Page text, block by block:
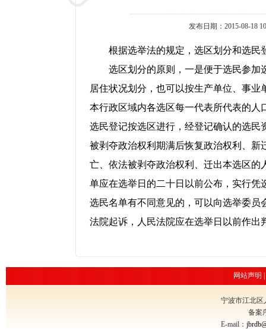
发布日期：2015-08-18
根据选举法的规定，选区划分和选民
选区划分的原则，一是便于选民参加
居住状况划分，也可以按生产单位、事
本行政区域内各选区每一代表所代表的人
选民登记按选区进行，经登记确认的选
被剥夺政治权利期满后恢复政治权利、
亡、依法被剥夺政治权利、迁出本选区
单应在选举日的二十日以前公布，实行
选民名单有不同意见的，可以向选举委
法院起诉，人民法院应在选举日以前作出
网站声明
宁波市江北区
备案
E-mail：